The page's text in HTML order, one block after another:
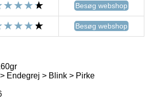
Besøg webshop
Besøg webshop
Endegrej > Blink > Pirke